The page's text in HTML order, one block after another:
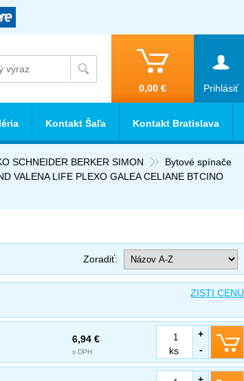
Prihlásiť
0,00 €
SCHNEIDER BERKER SIMON
Bytové spínače
VALENA LIFE PLEXO GALEA CELIANE BTCINO
Zoradiť:
ZISTI CENU
6,94 €
s DPH -
ks
+
Kontakt Šaľa Kontakt Bratislava